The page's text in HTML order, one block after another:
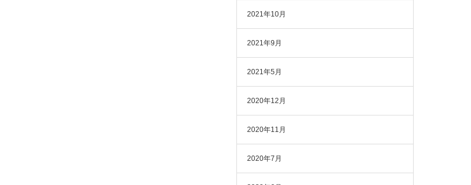
2021年10月
2021年9月
2021年5月
2020年12月
2020年11月
2020年7月